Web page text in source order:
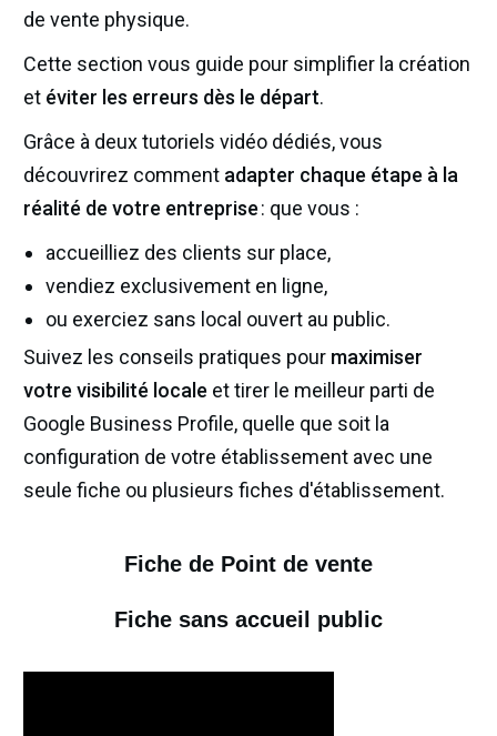
de vente physique.
Cette section vous guide pour simplifier la création
et éviter les erreurs dès le départ.
Grâce à deux tutoriels vidéo dédiés, vous
découvrirez comment adapter chaque étape à la
réalité de votre entreprise: que vous :
accueilliez des clients sur place,
vendiez exclusivement en ligne,
ou exerciez sans local ouvert au public.
Suivez les conseils pratiques pour maximiser
votre visibilité locale et tirer le meilleur parti de
Google Business Profile, quelle que soit la
configuration de votre établissement avec une
seule fiche ou plusieurs fiches d'établissement.
Fiche de Point de vente
Fiche sans accueil public